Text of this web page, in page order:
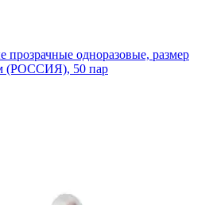
прозрачные одноразовые, размер
(РОССИЯ), 50 пар